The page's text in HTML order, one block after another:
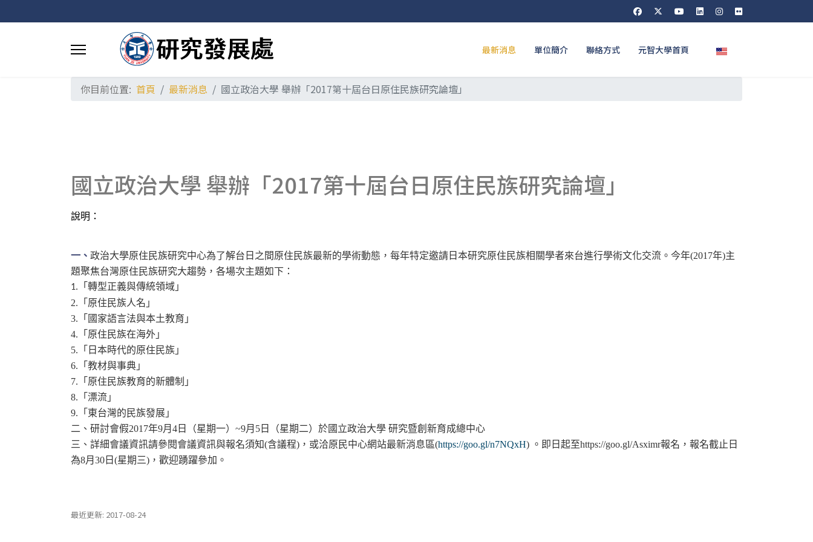
最新消息 單位簡介 聯絡方式 元智大學首頁 選擇你的語言
你目前位置: 首頁 最新消息 國立政治大學 舉辦「2017第十屆台日原住民族研究論壇」
國立政治大學 舉辦「2017第十屆台日原住民族研究論壇」
說明：
一、 政治大學原住民族研究中心為了解台日之間原住民族最新的學術動態，每年特定邀請日本研究原住民族相關學者來台進行學術文化交流。今年(2017年)主
題聚焦台灣原住民族研究大趨勢，各場次主題如下：
1. 「轉型正義與傳統領域」
2. 「原住民族人名」
3. 「國家語言法與本土教育」
4. 「原住民族在海外」
5. 「日本時代的原住民族」
6. 「教材與事典」
7. 「原住民族教育的新體制」
8. 「漂流」
9.
「東台灣的民族發展」
二、研討會假2017年9月4日（星期一） ~9月5日（星期二）於國立政治大學研究暨創新育成總中心
三、詳細會議資訊請參閱會議資訊與報名須知(含議程) ，或洽原民中心網站最新消息區(https://goo.gl/n7NQxH) 。即日起至https://goo.gl/Asximr報名，報名截止日
為8月30日(星期三) ，歡迎踴躍參加。
最近更新: 2017-08-24